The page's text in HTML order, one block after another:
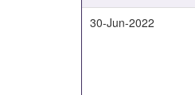
30-Jun-2022